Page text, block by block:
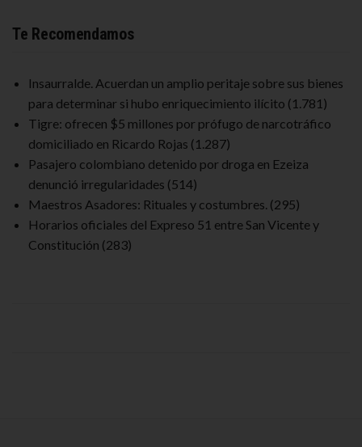
Te Recomendamos
Insaurralde. Acuerdan un amplio peritaje sobre sus bienes
para determinar si hubo enriquecimiento ilícito (1.781)
Tigre: ofrecen $5 millones por prófugo de narcotráfico
domiciliado en Ricardo Rojas (1.287)
Pasajero colombiano detenido por droga en Ezeiza
denunció irregularidades (514)
Maestros Asadores: Rituales y costumbres. (295)
Horarios oficiales del Expreso 51 entre San Vicente y
Constitución (283)